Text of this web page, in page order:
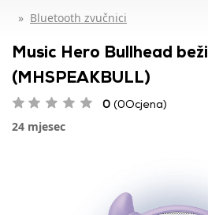
Bluetooth zvučnici
Music Hero Bullhead
(MHSPEAKBULL)
0 (0Ocjena)
24 mjesec